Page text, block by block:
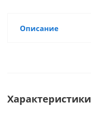
Описание
Характеристики